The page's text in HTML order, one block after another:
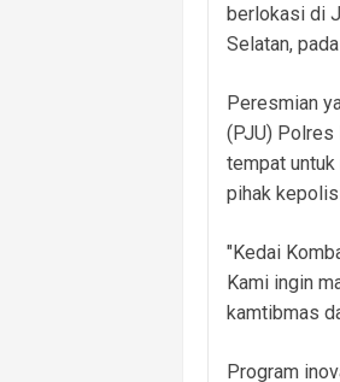
berlokasi di
Selatan,
Peresmian
(PJU) Polres
tempat
pihak
"Kedai
Kami ingin
kamtibmas
Program